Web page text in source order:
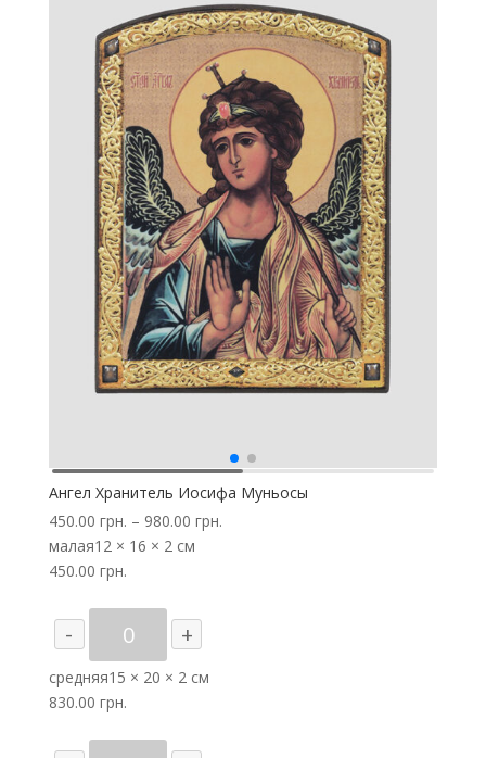
Ангел Хранитель Иосифа Муньосы
450.00 грн. – 980.00 грн.
малая12 × 16 × 2 см
450.00 грн.
-
Количество
товара
Ангел
Хранитель
Иосифа
Муньосы
+
средняя15 × 20 × 2 см
830.00 грн.
Количество